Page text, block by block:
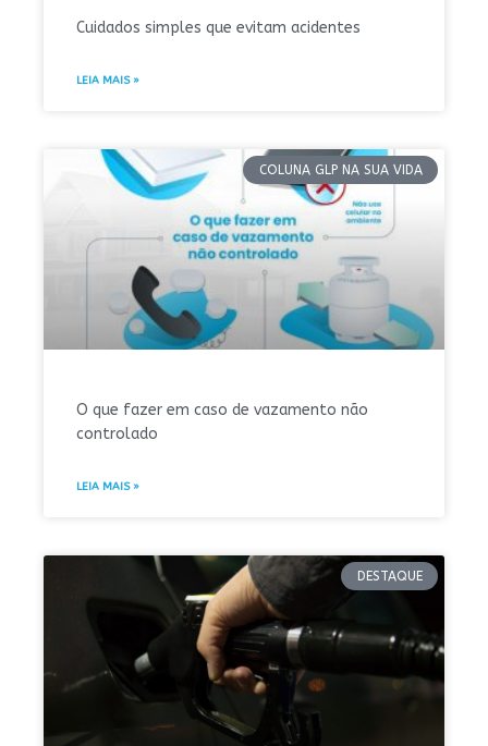
Cuidados simples que evitam acidentes
LEIA MAIS »
COLUNA GLP NA SUA VIDA
O que fazer em caso de vazamento não
controlado
LEIA MAIS »
DESTAQUE